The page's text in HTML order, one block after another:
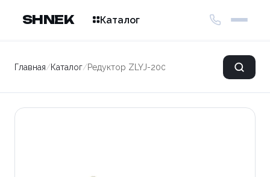
SHNEK Каталог
Главная/Каталог/Редуктор ZLYJ-200-l